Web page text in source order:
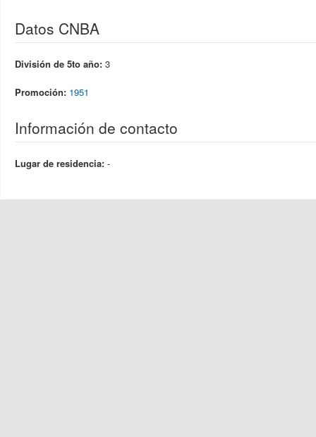
Datos CNBA
División de 5to año: 3
Promoción: 1951
Información de contacto
Lugar de residencia: -